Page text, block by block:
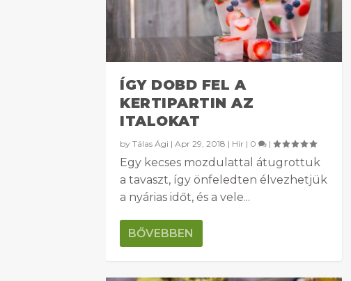
ÍGY DOBD FEL A
KERTIPARTIN AZ
ITALOKAT
by Tálas Ági | Apr 29, 2018 | Hír | 0 |
Egy kecses mozdulattal átugrottuk
a tavaszt, így önfeledten élvezhetjük
a nyárias időt, és a vele...
BŐVEBBEN